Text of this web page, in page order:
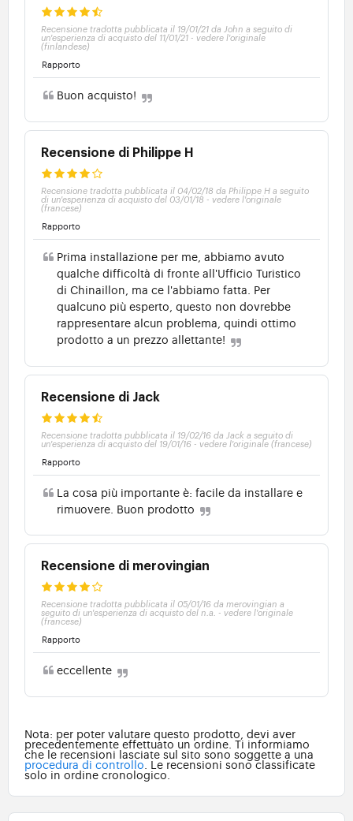
Recensione tradotta pubblicata il 19/01/21 da John a seguito di
un'esperienza di acquisto del 11/01/21 - vedere l'originale
(finlandese)
Rapporto
Buon acquisto!
Recensione di Philippe H
Recensione tradotta pubblicata il 04/02/18 da Philippe H a seguito
di un'esperienza di acquisto del 03/01/18 - vedere l'originale
(francese)
Rapporto
Prima installazione per me, abbiamo avuto
qualche difficoltà di fronte all'Ufficio Turistico
di Chinaillon, ma ce l'abbiamo fatta. Per
qualcuno più esperto, questo non dovrebbe
rappresentare alcun problema, quindi ottimo
prodotto a un prezzo allettante!
Recensione di Jack
Recensione tradotta pubblicata il 19/02/16 da Jack a seguito di
un'esperienza di acquisto del 19/01/16 - vedere l'originale (francese)
Rapporto
La cosa più importante è: facile da installare e
rimuovere. Buon prodotto
Recensione di merovingian
Recensione tradotta pubblicata il 05/01/16 da merovingian a
seguito di un'esperienza di acquisto del n.a. - vedere l'originale
(francese)
Rapporto
eccellente
Nota: per poter valutare questo prodotto, devi aver
precedentemente effettuato un ordine. Ti informiamo
che le recensioni lasciate sul sito sono soggette a una
procedura di controllo . Le recensioni sono classificate
solo in ordine cronologico.